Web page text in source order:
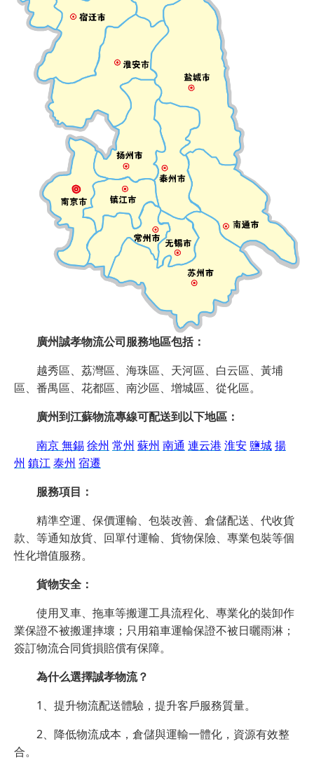
廣州誠孝物流公司服務地區包括：
越秀區、荔灣區、海珠區、天河區、白云區、黃埔
區、番禺區、花都區、南沙區、增城區、從化區。
廣州到江蘇物流專線可配送到以下地區：
南京 無錫 徐州 常州 蘇州 南通 連云港 淮安 鹽城 揚
州 鎮江 泰州 宿遷
服務項目：
精準空運、保價運輸、包裝改善、倉儲配送、代收貨
款、等通知放貨、回單付運輸、貨物保險、專業包裝等個
性化增值服務。
貨物安全：
使用叉車、拖車等搬運工具流程化、專業化的裝卸作
業保證不被搬運摔壞；只用箱車運輸保證不被日曬雨淋；
簽訂物流合同貨損賠償有保障。
為什么選擇誠孝物流？
1、提升物流配送體驗，提升客戶服務質量。
2、降低物流成本，倉儲與運輸一體化，資源有效整
合。